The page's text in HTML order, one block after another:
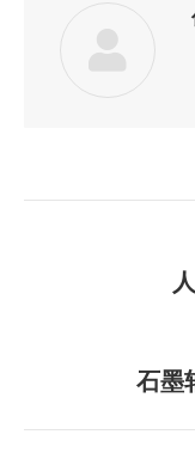
石墨